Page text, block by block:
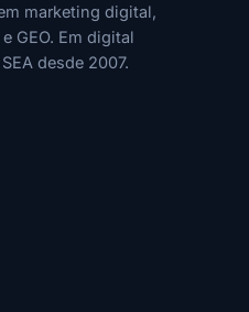
marketing digital,
GEO. Em digital
desde 2007.